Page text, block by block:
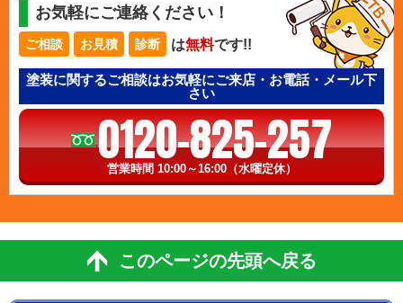
お気軽にご連絡ください！
ご相談 お見積 診断 は無料です!!
塗装に関するご相談はお気軽にご来店・お電話・メール下
さい
0120-825-257
営業時間 10:00～16:00（水曜定休）
このページの先頭へ戻る